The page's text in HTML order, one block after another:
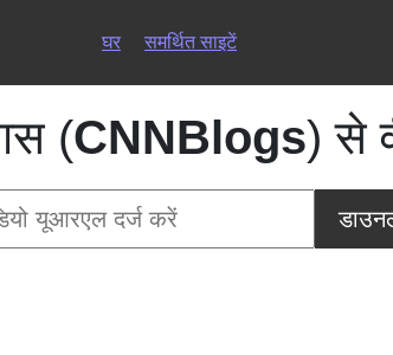
घर समर्थित साइटें
(CNNBlogs) से